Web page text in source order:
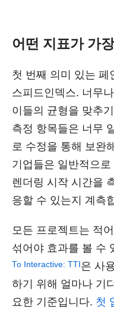
어떤 지표가 가
첫 번째 의미 있는 페
스피드인덱스. 너무
이들의 균형을 맞추
측정 항목들은 너무
로 수정을 통해 보완
기업들은 일반적으
렌더링 시작 시간을
응할 수 있는지 계측
모든 프로젝트는 적
섞어야 효과를 볼 수
To Interactive: TTI 은 사
하기 위해 얼마나 기
요한 기준입니다. 첫